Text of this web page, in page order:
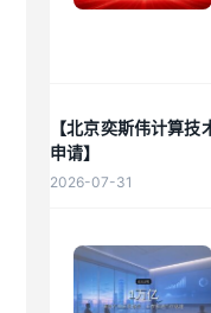
【北京奕斯伟计算
申请】
2026-07-31